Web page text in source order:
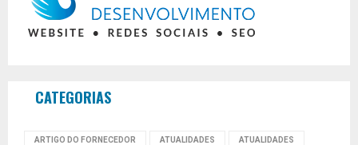
CATEGORIAS
ARTIGO DO FORNECEDOR ATUALIDADES ATUALIDADES